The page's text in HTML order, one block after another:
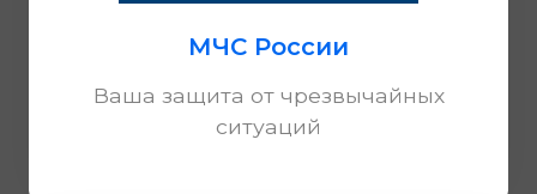
МЧС России
Ваша защита от чрезвычайных
ситуаций